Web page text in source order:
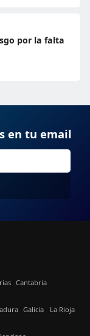
por la falta
en tu email
Cantabria
Galicia La Rioja